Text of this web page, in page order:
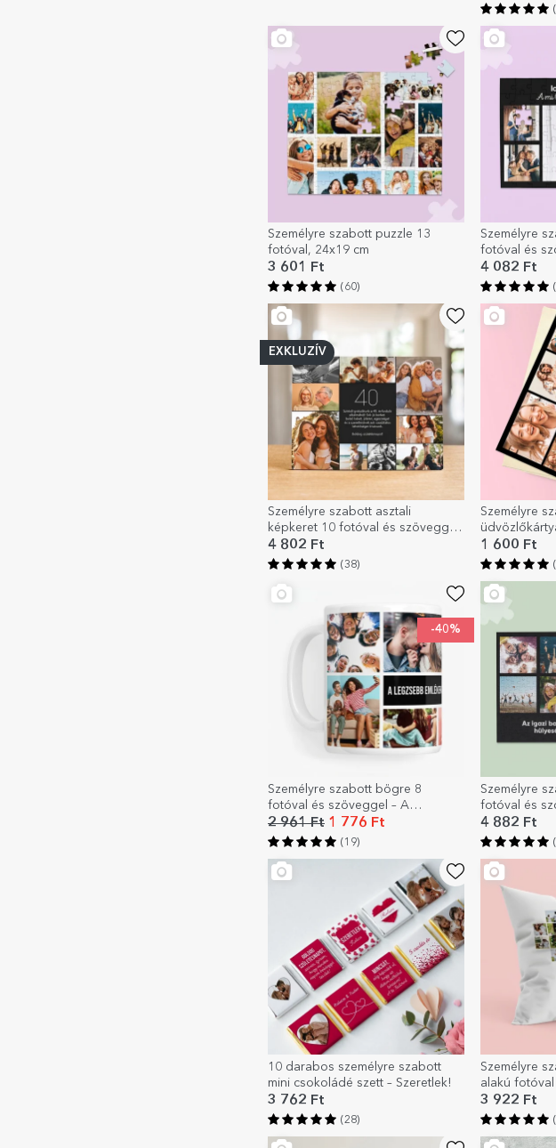
Személyre szabott puzzle 13
fotóval, 24x19 cm
3 601 Ft
(60)
Személyre
fotóval és
4 082 Ft
EXKLUZÍV
Személyre szabott asztali
képkeret 10 fotóval és szöveggel
– Sweet 40
4 802 Ft
(38)
Személyre
háttérrel
1 600 Ft
-40%
Személyre szabott bögre 8
fotóval és szöveggel – A
legkedvesebb emlékeid
2 961 Ft 1 776 Ft
(19)
Személyre
fotóval és
4 882 Ft
10 darabos személyre szabott
mini csokoládé szett – Szeretlek!
3 762 Ft
(28)
Személyre
alakú
3 922 Ft